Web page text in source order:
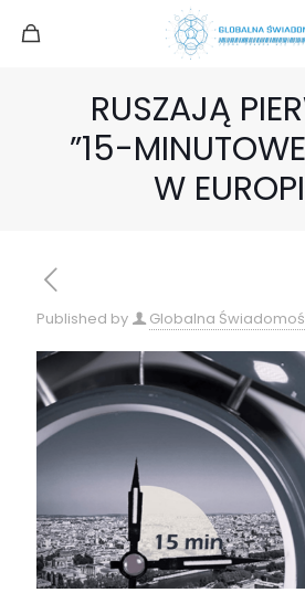
RUSZAJĄ
”15-
W
Published by Globalna